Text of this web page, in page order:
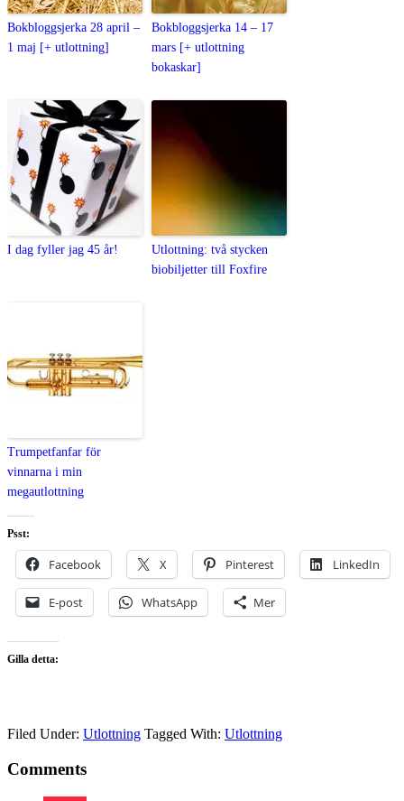
Bokbloggsjerka 28 april –
1 maj [+ utlottning]
Bokbloggsjerka 14 – 17
mars [+ utlottning
bokaskar]
I dag fyller jag 45 år!
Utlottning: två stycken
biobiljetter till Foxfire
Trumpetfanfar för
vinnarna i min
megautlottning
Psst:
Facebook X Pinterest LinkedIn
E-post WhatsApp Mer
Gilla detta:
Filed Under: Utlottning Tagged With: Utlottning
Comments